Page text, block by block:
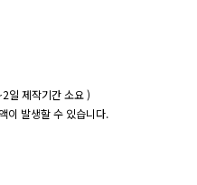
일 제작기간 소요 )
이 발생할 수 있습니다.